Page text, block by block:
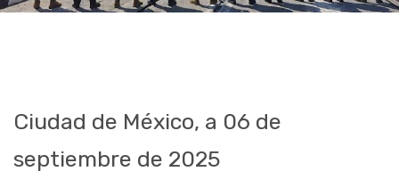
Ciudad de México, a 06 de
septiembre de 2025